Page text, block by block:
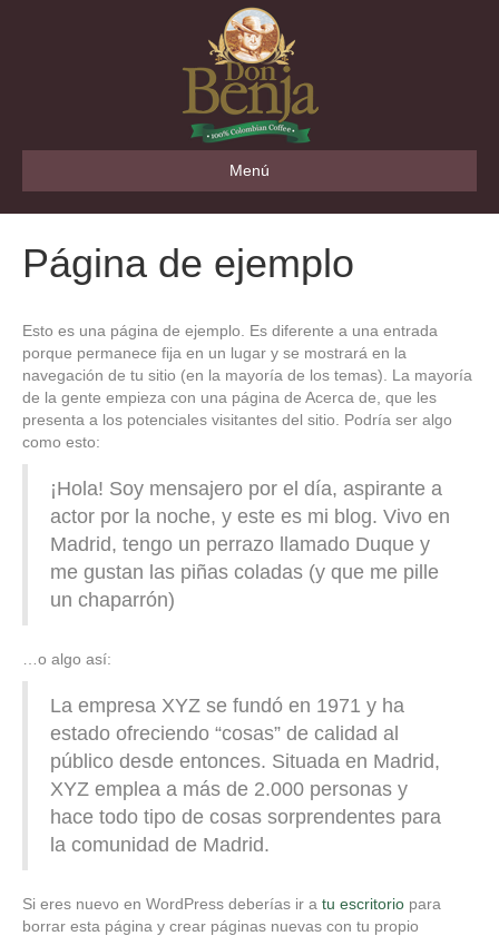
Menú
Página de ejemplo
Esto es una página de ejemplo. Es diferente a una entrada
porque permanece fija en un lugar y se mostrará en la
navegación de tu sitio (en la mayoría de los temas). La mayoría
de la gente empieza con una página de Acerca de, que les
presenta a los potenciales visitantes del sitio. Podría ser algo
como esto:
¡Hola! Soy mensajero por el día, aspirante a
actor por la noche, y este es mi blog. Vivo en
Madrid, tengo un perrazo llamado Duque y
me gustan las piñas coladas (y que me pille
un chaparrón)
…o algo así:
La empresa XYZ se fundó en 1971 y ha
estado ofreciendo “cosas” de calidad al
público desde entonces. Situada en Madrid,
XYZ emplea a más de 2.000 personas y
hace todo tipo de cosas sorprendentes para
la comunidad de Madrid.
Si eres nuevo en WordPress deberías ir a tu escritorio para
borrar esta página y crear páginas nuevas con tu propio